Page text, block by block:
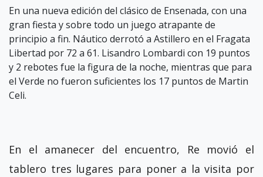
En una nueva edición del clásico de Ensenada, con una
gran fiesta y sobre todo un juego atrapante de
principio a fin. Náutico derrotó a Astillero en el Fragata
Libertad por 72 a 61. Lisandro Lombardi con 19 puntos
y 2 rebotes fue la figura de la noche, mientras que para
el Verde no fueron suficientes los 17 puntos de Martin
Celi.
En el amanecer del encuentro, Re movió el
tablero tres lugares para poner a la visita por